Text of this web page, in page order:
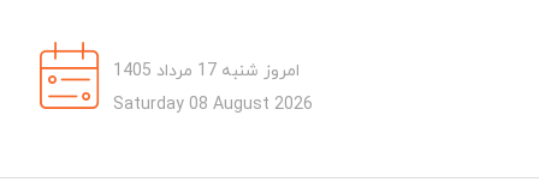
امروز شنبه 17 مرداد 1405
Saturday 08 August 2026